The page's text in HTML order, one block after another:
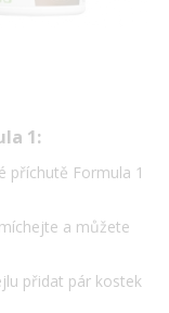
1:
příchutě Formula 1
a můžete
přidat pár kostek